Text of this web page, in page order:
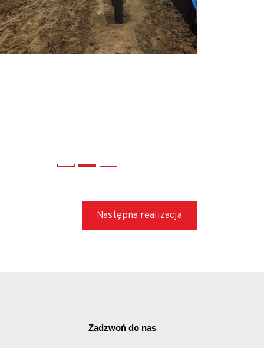
Następna realizacja
Zadzwoń do nas